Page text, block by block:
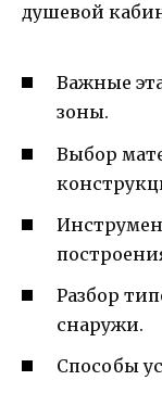
душевой
Важные
зоны.
Выбор
Разбор
снаружи.
Способы